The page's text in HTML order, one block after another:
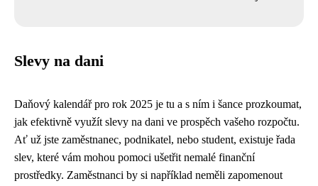
Slevy na dani
Daňový kalendář pro rok 2025 je tu a s ním i šance prozkoumat,
jak efektivně využít slevy na dani ve prospěch vašeho rozpočtu.
Ať už jste zaměstnanec, podnikatel, nebo student, existuje řada
slev, které vám mohou pomoci ušetřit nemalé finanční
prostředky. Zaměstnanci by si například neměli zapomenout